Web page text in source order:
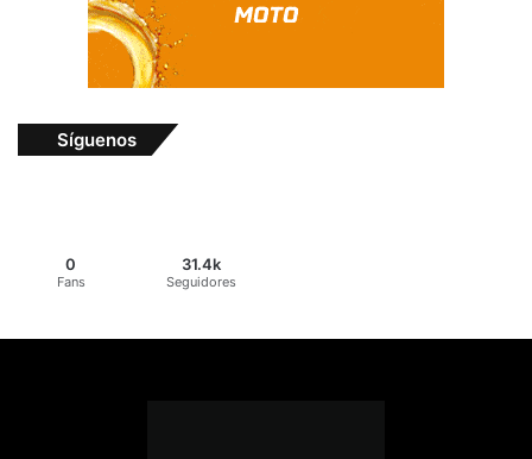
Síguenos
0
Fans
31.4k
Seguidores